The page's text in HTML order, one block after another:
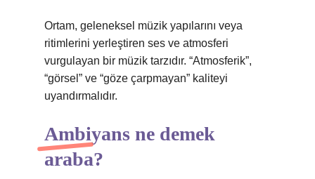
Ortam, geleneksel müzik yapılarını veya
ritimlerini yerleştiren ses ve atmosferi
vurgulayan bir müzik tarzıdır. “Atmosferik”,
“görsel” ve “göze çarpmayan” kaliteyi
uyandırmalıdır.
Ambiyans ne demek
araba?